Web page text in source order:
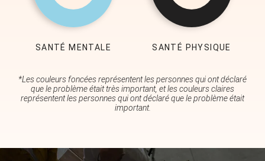
SANTÉ MENTALE SANTÉ PHYSIQUE
*Les couleurs foncées représentent les personnes qui ont déclaré
que le problème était très important, et les couleurs claires
représentent les personnes qui ont déclaré que le problème était
important.